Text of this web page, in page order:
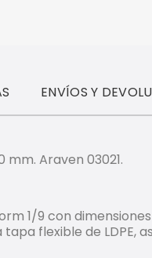
ENVÍOS Y
Araven 03021.
1/9 con
flexible de LDPE,